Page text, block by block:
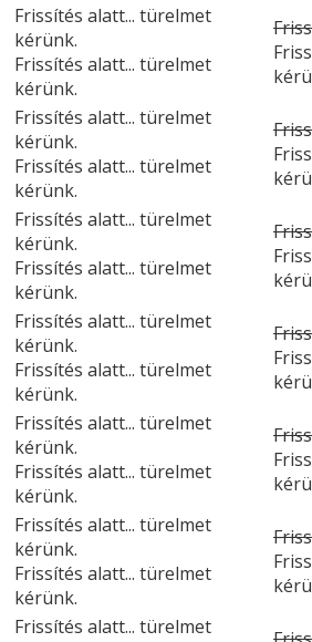
Frissítés alatt... türelmet
kérünk.
Frissítés alatt... türelmet
kérünk.
Frissítés alatt... türelmet
kérünk.
Frissítés alatt... türelmet
kérünk.
Frissítés alatt... türelmet
kérünk.
Frissítés alatt... türelmet
kérünk.
Frissítés alatt... türelmet
kérünk.
Frissítés alatt... türelmet
kérünk.
Frissítés alatt... türelmet
kérünk.
Frissítés alatt... türelmet
kérünk.
Frissítés alatt... türelmet
kérünk.
Frissítés alatt... türelmet
kérünk.
Frissítés alatt... türelmet